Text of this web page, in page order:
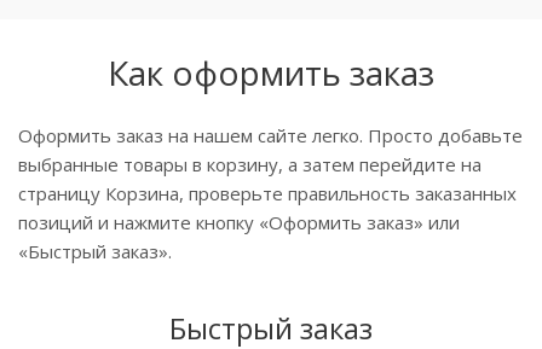
Как оформить заказ
Оформить заказ на нашем сайте легко. Просто добавьте
выбранные товары в корзину, а затем перейдите на
страницу Корзина, проверьте правильность заказанных
позиций и нажмите кнопку «Оформить заказ» или
«Быстрый заказ».
Быстрый заказ